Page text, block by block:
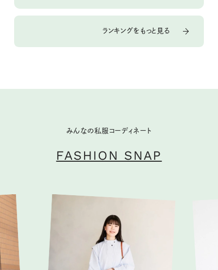
ランキングをもっと見る
みんなの私服コーディネート
FASHION SNAP